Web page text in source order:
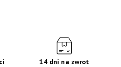
14 dni na zwrot